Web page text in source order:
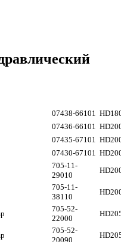
07438-66101
07436-66101
07435-67101
07430-67101
705-11-
29010
705-11-
38110
705-52-
22000
705-52-
20090